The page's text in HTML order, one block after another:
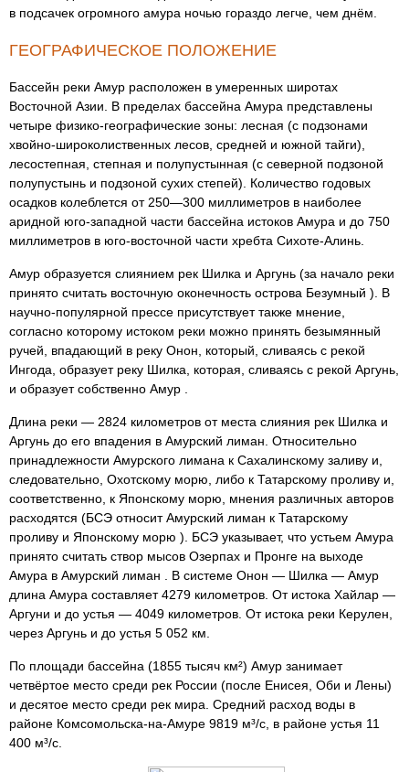
в подсачек огромного амура ночью гораздо легче, чем днём.
ГЕОГРАФИЧЕСКОЕ ПОЛОЖЕНИЕ
Бассейн реки Амур расположен в умеренных широтах
Восточной Азии. В пределах бассейна Амура представлены
четыре физико-географические зоны: лесная (с подзонами
хвойно-широколиственных лесов, средней и южной тайги),
лесостепная, степная и полупустынная (с северной подзоной
полупустынь и подзоной сухих степей). Количество годовых
осадков колеблется от 250—300 миллиметров в наиболее
аридной юго-западной части бассейна истоков Амура и до 750
миллиметров в юго-восточной части хребта Сихоте-Алинь.
Амур образуется слиянием рек Шилка и Аргунь (за начало реки
принято считать восточную оконечность острова Безумный ). В
научно-популярной прессе присутствует также мнение,
согласно которому истоком реки можно принять безымянный
ручей, впадающий в реку Онон, который, сливаясь с рекой
Ингода, образует реку Шилка, которая, сливаясь с рекой Аргунь,
и образует собственно Амур .
Длина реки — 2824 километров от места слияния рек Шилка и
Аргунь до его впадения в Амурский лиман. Относительно
принадлежности Амурского лимана к Сахалинскому заливу и,
следовательно, Охотскому морю, либо к Татарскому проливу и,
соответственно, к Японскому морю, мнения различных авторов
расходятся (БСЭ относит Амурский лиман к Татарскому
проливу и Японскому морю ). БСЭ указывает, что устьем Амура
принято считать створ мысов Озерпах и Пронге на выходе
Амура в Амурский лиман . В системе Онон — Шилка — Амур
длина Амура составляет 4279 километров. От истока Хайлар —
Аргуни и до устья — 4049 километров. От истока реки Керулен,
через Аргунь и до устья 5 052 км.
По площади бассейна (1855 тысяч км²) Амур занимает
четвёртое место среди рек России (после Енисея, Оби и Лены)
и десятое место среди рек мира. Средний расход воды в
районе Комсомольска-на-Амуре 9819 м³/с, в районе устья 11
400 м³/с.